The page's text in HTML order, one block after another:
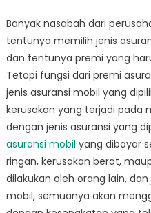
Banyak nasabah dari
tentunya memilih jenis
dan tentunya premi yang
Tetapi fungsi dari premi
jenis asuransi mobil yang
kerusakan yang terjadi pada
dengan jenis asuransi yang
asuransi mobil yang dibayar
ringan, kerusakan berat,
dilakukan oleh orang lain,
mobil, semuanya akan